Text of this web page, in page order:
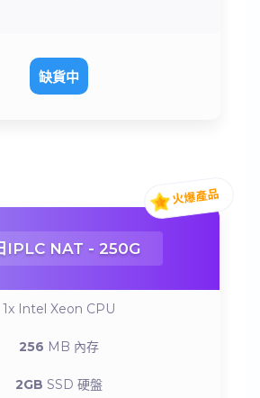
缺貨中
IPLC NAT - 250G
1x Intel Xeon CPU
256 MB 內存
2GB SSD 硬盤